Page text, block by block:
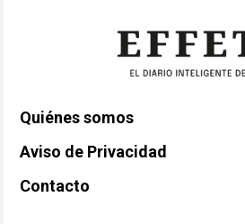
Quiénes somos
Aviso de Privacidad
Contacto